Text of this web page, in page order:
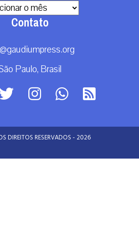
Contato
Paulo, Brasil
DIREITOS RESERVADOS - 2026